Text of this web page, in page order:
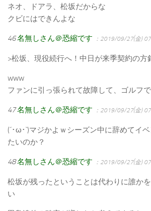
ネオ、ドアラ、松坂だからな
クビにはできんよな
46名無しさん＠恐縮です ：2019/09/27(金)
>松坂、現役続行へ！中日が来季契約の方
www
ファンに引っ張られて故障して、ゴルフ
47名無しさん＠恐縮です ：2019/09/27(金)
(´･ω･`)マジかよｗシーズン中に辞めてイ
たいのか？
48名無しさん＠恐縮です ：2019/09/27(金)
松坂が残ったということは代わりに誰か
い